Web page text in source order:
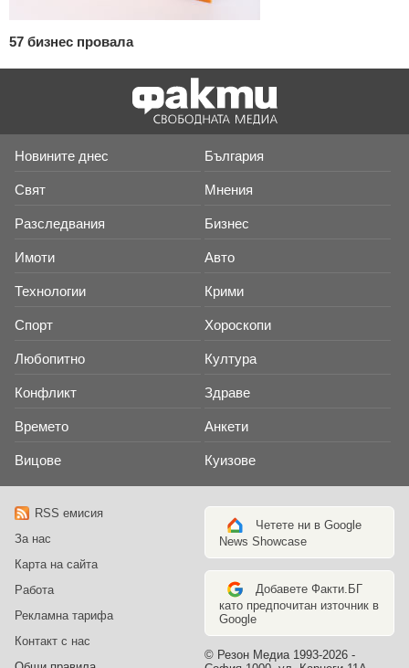
57 бизнес провала
Новините днес България
Свят Мнения
Разследвания Бизнес
Имоти Авто
Технологии Крими
Спорт Хороскопи
Любопитно Култура
Конфликт Здраве
Времето Анкети
Вицове Куизове
RSS емисия
За нас
Карта на сайта
Работа
Рекламна тарифа
Контакт с нас
Четете ни в Google
News Showcase
Добавете Факти.БГ
като предпочитан източник в
Google
© Резон Медиа 1993-2026 -